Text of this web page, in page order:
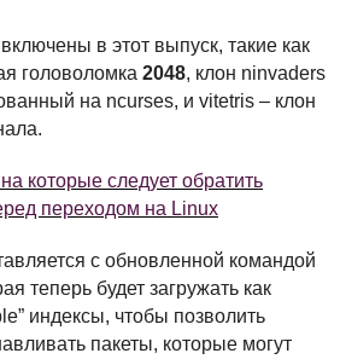
в этот выпуск, такие как
головоломка 2048, клон ninvaders
на ncurses, и vitetris – клон
которые следует обратить
переходом на Linux
с обновленной командой
теперь будет загружать как
индексы, чтобы позволить
пакеты, которые могут